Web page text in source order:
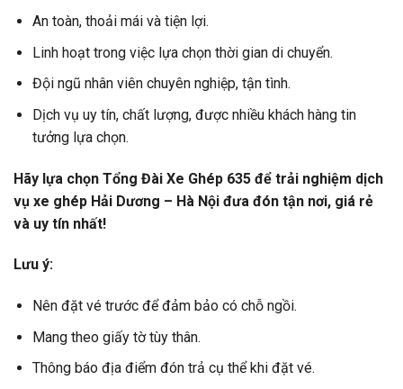
An toàn, thoải mái và tiện lợi.
Linh hoạt trong việc lựa chọn thời gian di chuyển.
Đội ngũ nhân viên chuyên nghiệp, tận tình.
Dịch vụ uy tín, chất lượng, được nhiều khách hàng tin
tưởng lựa chọn.
Hãy lựa chọn Tổng Đài Xe Ghép 635 để trải nghiệm dịch
vụ xe ghép Hải Dương – Hà Nội đưa đón tận nơi, giá rẻ
và uy tín nhất!
Lưu ý:
Nên đặt vé trước để đảm bảo có chỗ ngồi.
Mang theo giấy tờ tùy thân.
Thông báo địa điểm đón trả cụ thể khi đặt vé.